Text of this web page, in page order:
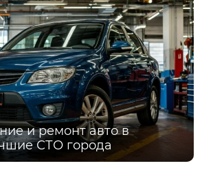
и ремонт авто в
СТО города